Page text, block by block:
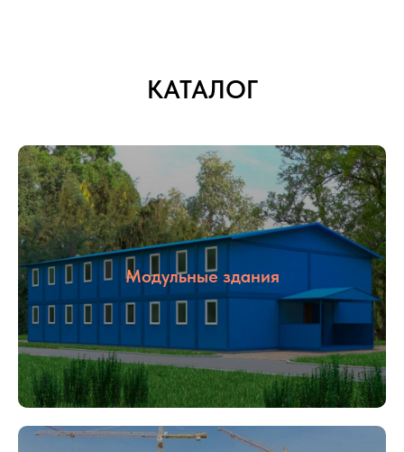
КАТАЛОГ
Модульные здания